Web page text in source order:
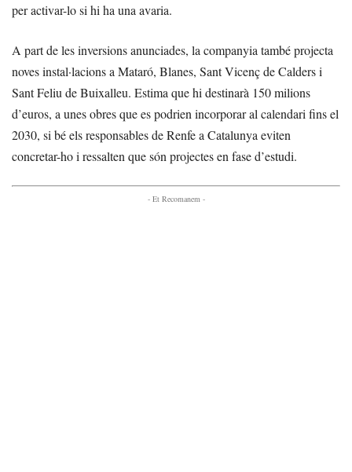
per activar-lo si hi ha una avaria.
A part de les inversions anunciades, la companyia també projecta
noves instal·lacions a Mataró, Blanes, Sant Vicenç de Calders i
Sant Feliu de Buixalleu. Estima que hi destinarà 150 milions
d’euros, a unes obres que es podrien incorporar al calendari fins el
2030, si bé els responsables de Renfe a Catalunya eviten
concretar-ho i ressalten que són projectes en fase d’estudi.
- Et Recomanem -